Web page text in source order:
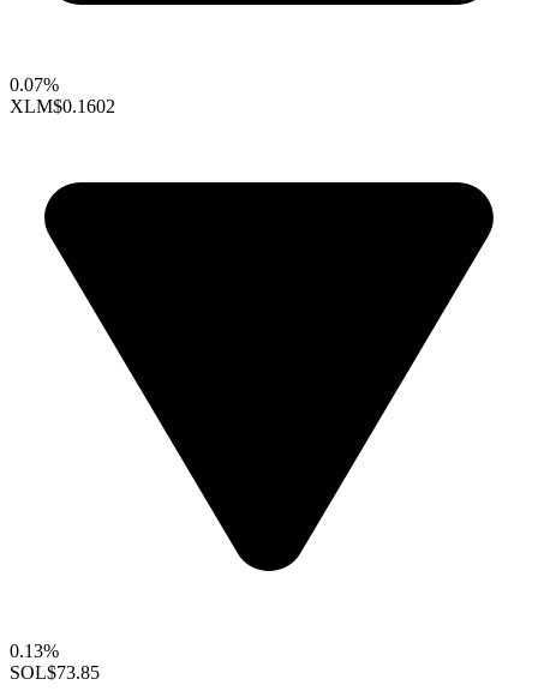
0.07%
XLM$0.1602
0.13%
SOL$73.85